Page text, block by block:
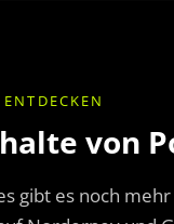
von
gibt es noch